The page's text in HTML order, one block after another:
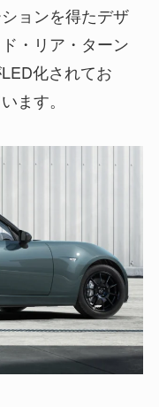
ョンを得たデザ
・リア・ターン
化されてお
ます。